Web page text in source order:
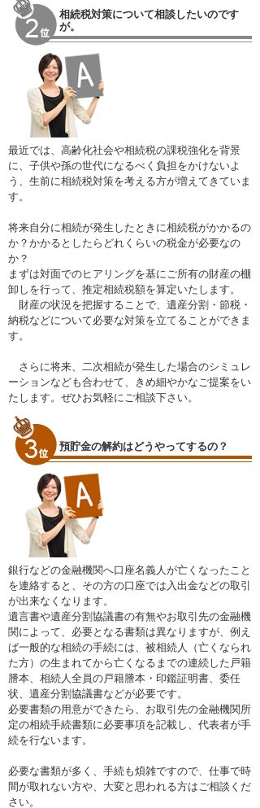
相続税対策について相談したいのです
が。
最近では、高齢化社会や相続税の課税強化を背景
に、子供や孫の世代になるべく負担をかけないよ
う、生前に相続税対策を考える方が増えてきていま
す。
将来自分に相続が発生したときに相続税がかかるの
か？かかるとしたらどれくらいの税金が必要なの
か？
まずは対面でのヒアリングを基にご所有の財産の棚
卸しを行って、推定相続税額を算定いたします。
財産の状況を把握することで、遺産分割・節税・
納税などについて必要な対策を立てることができま
す。
さらに将来、二次相続が発生した場合のシミュレ
ーションなども合わせて、きめ細やかなご提案をい
たします。ぜひお気軽にご相談下さい。
預貯金の解約はどうやってするの？
銀行などの金融機関へ口座名義人が亡くなったこと
を連絡すると、その方の口座では入出金などの取引
が出来なくなります。
遺言書や遺産分割協議書の有無やお取引先の金融機
関によって、必要となる書類は異なりますが、例え
ば一般的な相続の手続には、被相続人（亡くなられ
た方）の生まれてから亡くなるまでの連続した戸籍
謄本、相続人全員の戸籍謄本・印鑑証明書、委任
状、遺産分割協議書などが必要です。
必要書類の用意ができたら、お取引先の金融機関所
定の相続手続書類に必要事項を記載し、代表者が手
続を行ないます。
必要な書類が多く、手続も煩雑ですので、仕事で時
間が取れない方や、大変と思われる方はご相談くだ
さい。